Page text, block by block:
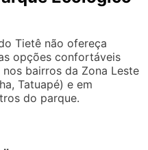
do
tietê
(Núcleo Engenheiro
de segunda a
feriados,
oportunidade de lazer e
ecológicas